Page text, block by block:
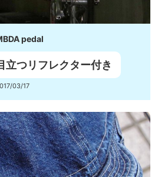
pedal
立つリフレクター付き
03/17